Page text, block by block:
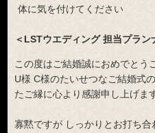
体に気を付けてください
＜LSTウエディング 担当プラン
この度はご結婚誠におめでとう
U様 C様のたいせつなご結婚式
たご縁に心より感謝申し上げま
寡黙ですが しっかりとお打ち